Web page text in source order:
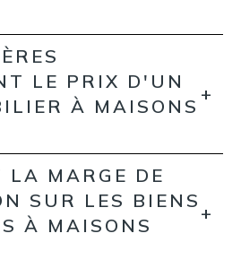
LE PRIX D'UN
À MAISONS
LA MARGE DE
SUR LES BIENS
À MAISONS